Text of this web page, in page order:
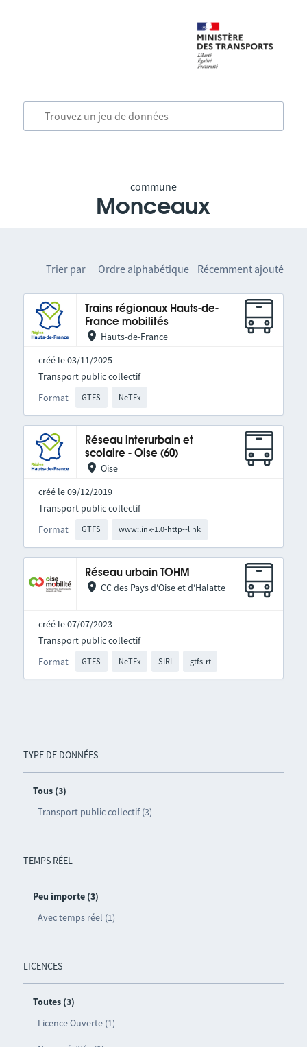
commune
Monceaux
TYPE DE DONNÉES
Tous (3)
Transport public collectif (3)
TEMPS RÉEL
Peu importe (3)
Avec temps réel (1)
LICENCES
Toutes (3)
Licence Ouverte (1)
Trier par Ordre alphabétique Récemment ajouté
Trains régionaux Hauts-de-
France mobilités
Hauts-de-France
créé le 03/11/2025
Format GTFS NeTEx
Transport public collectif
Réseau interurbain et
scolaire - Oise (60)
Oise
créé le 09/12/2019
Format GTFS www:link-1.0-http--link
Transport public collectif
Réseau urbain TOHM
CC des Pays d'Oise et d'Halatte
créé le 07/07/2023
Format GTFS NeTEx SIRI gtfs-rt
Transport public collectif